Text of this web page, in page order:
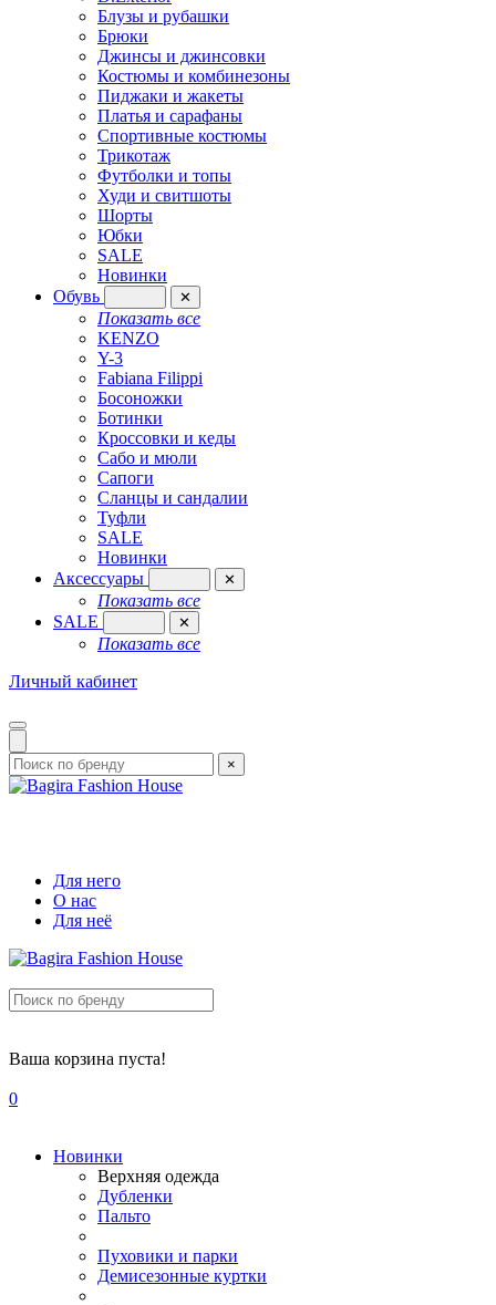
Блузы и рубашки
Брюки
Джинсы и джинсовки
Костюмы и комбинезоны
Пиджаки и жакеты
Платья и сарафаны
Спортивные костюмы
Трикотаж
Футболки и топы
Худи и свитшоты
Шорты
Юбки
SALE
Новинки
Обувь
✕
Показать все
KENZO
Y-3
Fabiana Filippi
Босоножки
Ботинки
Кроссовки и кеды
Сабо и мюли
Сапоги
Сланцы и сандалии
Туфли
SALE
Новинки
Аксессуары
✕
Показать все
SALE
✕
Показать все
Личный кабинет
×
Для него
О нас
Для неё
Ваша корзина пуста!
0
Новинки
Верхняя одежда
Дубленки
Пальто
Пуховики и парки
Демисезонные куртки